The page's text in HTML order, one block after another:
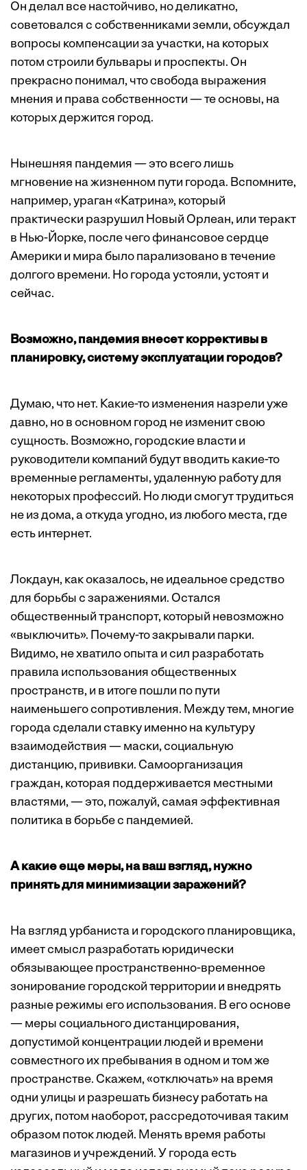
Он делал все настойчиво, но деликатно,
советовался с собственниками земли, обсуждал
вопросы компенсации за участки, на которых
потом строили бульвары и проспекты. Он
прекрасно понимал, что свобода выражения
мнения и права собственности — те основы, на
которых держится город.
Нынешняя пандемия — это всего лишь
мгновение на жизненном пути города. Вспомните,
например, ураган «Катрина», который
практически разрушил Новый Орлеан, или теракт
в Нью-Йорке, после чего финансовое сердце
Америки и мира было парализовано в течение
долгого времени. Но города устояли, устоят и
сейчас.
Возможно, пандемия внесет коррективы в
планировку, систему эксплуатации городов?
Думаю, что нет. Какие-то изменения назрели уже
давно, но в основном город не изменит свою
сущность. Возможно, городские власти и
руководители компаний будут вводить какие-то
временные регламенты, удаленную работу для
некоторых профессий. Но люди смогут трудиться
не из дома, а откуда угодно, из любого места, где
есть интернет.
Локдаун, как оказалось, не идеальное средство
для борьбы с заражениями. Остался
общественный транспорт, который невозможно
«выключить». Почему-то закрывали парки.
Видимо, не хватило опыта и сил разработать
правила использования общественных
пространств, и в итоге пошли по пути
наименьшего сопротивления. Между тем, многие
города сделали ставку именно на культуру
взаимодействия — маски, социальную
дистанцию, прививки. Самоорганизация
граждан, которая поддерживается местными
властями, — это, пожалуй, самая эффективная
политика в борьбе с пандемией.
А какие еще меры, на ваш взгляд, нужно
принять для минимизации заражений?
На взгляд урбаниста и городского планировщика,
имеет смысл разработать юридически
обязывающее пространственно-временное
зонирование городской территории и внедрять
разные режимы его использования. В его основе
— меры социального дистанцирования,
допустимой концентрации людей и времени
совместного их пребывания в одном и том же
пространстве. Скажем, «отключать» на время
одни улицы и разрешать бизнесу работать на
других, потом наоборот, рассредоточивая таким
образом поток людей. Менять время работы
магазинов и учреждений. У города есть